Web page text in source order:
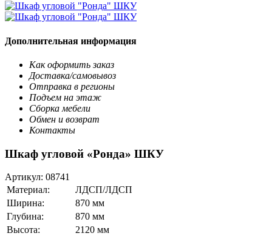
Дополнительная информация
Как оформить заказ
Доставка/самовывоз
Отправка в регионы
Подъем на этаж
Сборка мебели
Обмен и возврат
Контакты
Шкаф угловой «Ронда» ШКУ
Артикул: 08741
Материал:
ЛДСП/ЛДСП
Ширина:
870 мм
Глубина:
870 мм
Высота:
2120 мм